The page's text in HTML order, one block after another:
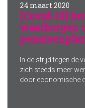
24 maart 2020
[Covid-19]
waarborgen
In de strijd tegen de
zich steeds meer
door economische